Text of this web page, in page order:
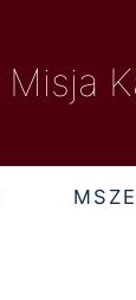
Misja